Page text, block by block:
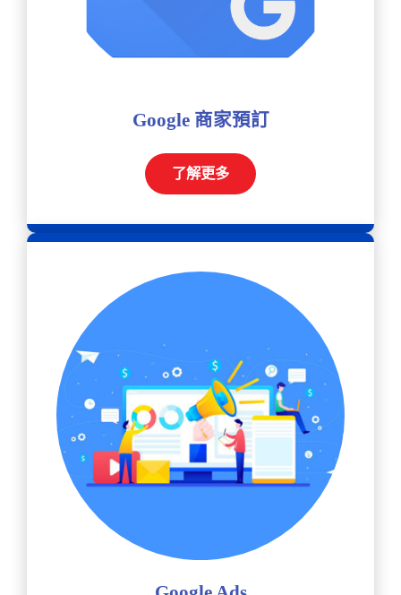
Google 商家預訂
了解更多